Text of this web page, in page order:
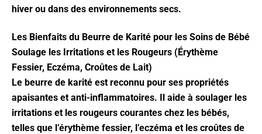
hiver ou dans des environnements secs.
Les Bienfaits du Beurre de Karité pour les Soins de Bébé
Soulage les Irritations et les Rougeurs (Érythème
Fessier, Eczéma, Croûtes de Lait)
Le beurre de karité est reconnu pour ses propriétés
apaisantes et anti-inflammatoires. Il aide à soulager les
irritations et les rougeurs courantes chez les bébés,
telles que l’érythème fessier, l’eczéma et les croûtes de